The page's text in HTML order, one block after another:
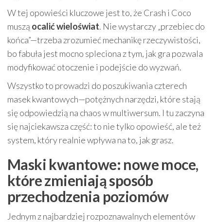
W tej opowieści kluczowe jest to, że Crash i Coco
muszą ocalić wieloświat. Nie wystarczy „przebiec do
końca”—trzeba zrozumieć mechanikę rzeczywistości,
bo fabuła jest mocno spleciona z tym, jak gra pozwala
modyfikować otoczenie i podejście do wyzwań.
Wszystko to prowadzi do poszukiwania czterech
masek kwantowych—potężnych narzędzi, które stają
się odpowiedzią na chaos w multiwersum. I tu zaczyna
się najciekawsza część: to nie tylko opowieść, ale też
system, który realnie wpływa na to, jak grasz.
Maski kwantowe: nowe moce,
które zmieniają sposób
przechodzenia poziomów
Jednym z najbardziej rozpoznawalnych elementów